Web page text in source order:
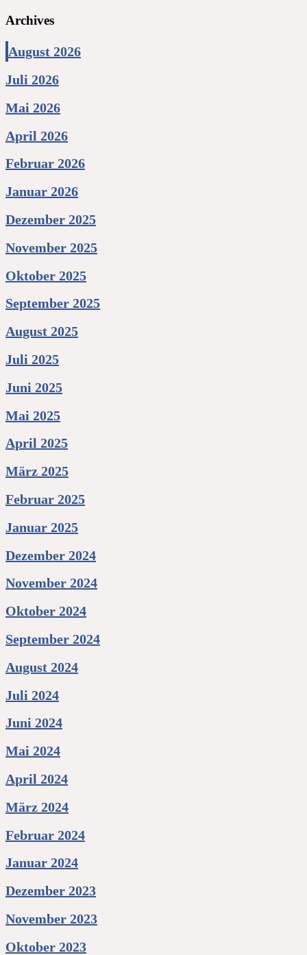
Archives
August 2026
Juli 2026
Mai 2026
April 2026
Februar 2026
Januar 2026
Dezember 2025
November 2025
Oktober 2025
September 2025
August 2025
Juli 2025
Juni 2025
Mai 2025
April 2025
März 2025
Februar 2025
Januar 2025
Dezember 2024
November 2024
Oktober 2024
September 2024
August 2024
Juli 2024
Juni 2024
Mai 2024
April 2024
März 2024
Februar 2024
Januar 2024
Dezember 2023
November 2023
Oktober 2023